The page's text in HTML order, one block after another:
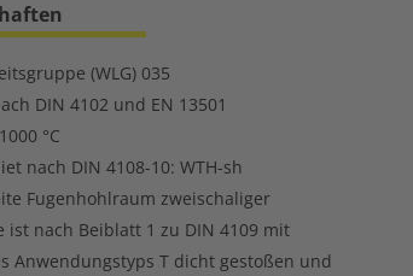
(WLG) 035
DIN 4102 und EN 13501
°C
nach DIN 4108-10: WTH-sh
Fugenhohlraum zweischaliger
ist nach Beiblatt 1 zu DIN 4109 mit
Anwendungstyps T dicht gestoßen und